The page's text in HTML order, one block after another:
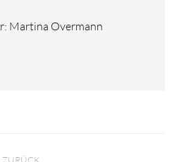
Martina Overmann